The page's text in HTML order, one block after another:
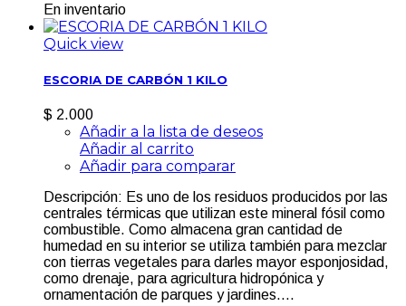
En inventario
Quick view
ESCORIA DE CARBÓN 1 KILO
$ 2.000
Añadir a la lista de deseos
Añadir al carrito
Añadir para comparar
Descripción: Es uno de los residuos producidos por las
centrales térmicas que utilizan este mineral fósil como
combustible. Como almacena gran cantidad de
humedad en su interior se utiliza también para mezclar
con tierras vegetales para darles mayor esponjosidad,
como drenaje, para agricultura hidropónica y
ornamentación de parques y jardines....